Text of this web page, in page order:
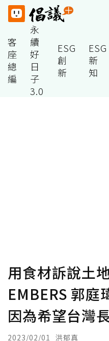
客
座
總
編
永
續
好
日
子
3.0
ESG
創
新
ESG
新
知
用食材訴說土
EMBERS 郭庭
因為希望台灣
2023/02/01 洪郁真